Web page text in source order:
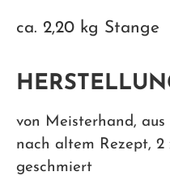
ca. 2,20 kg Stange
von Meisterhand,
nach altem Rezept,
geschmiert